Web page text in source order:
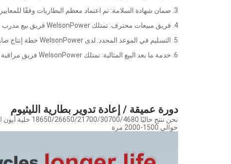
3. ضمان شهادة السلامة: تم اعتماد معظم البطاريات وفقًا للمعايير الدولية بما في ذلك CE ، MSDS ، UN38.3 ، UL إلخ.
4. فريق مبيعات محترف: تمتلك WelsonPower فريق بيع مدرب جيدًا يساعد العملاء على معالجة صعوبة الاجتماع أثناء اختيار البطارية واستخدام البطارية.
5. التسليم في الموعد المحدد: لدى WelsonPower خطة إنتاج صارمة تعد بالتسليم المحدد للبضائع.
6. خدمة ما بعد البيع المثالية: تمتلك WelsonPower فريق مراقبة الجودة المحترف الذي يطبق رقابة صارمة على الجودة على الإنتاج ويقدم خدمة ما بعد البيع المثالية للعملاء.
دورة عميقة / إعادة تدوير بطارية الليثيوم
حوالي 1500-2000 مرة